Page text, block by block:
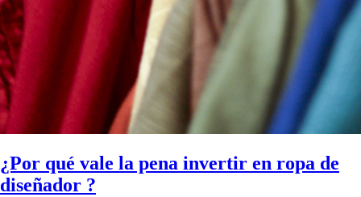
¿Por qué vale la pena invertir en ropa de
diseñador ?